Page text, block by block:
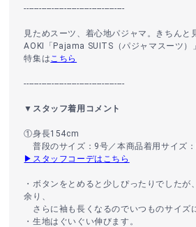
----------------------------------------
見ためスーツ、着心地パジャマ。きちんと
AOKI「Pajama SUITS（パジャマスーツ）
特集はこちら
----------------------------------------
▼スタッフ着用コメント
①身長154cm
普段のサイズ：9号／本商品着用サイズ：
▶スタッフコーデはこちら
・ボタンをとめると少しぴったりでしたが
余り、
さらに袖も長くなるのでいつものサイズ
・生地はぐいぐい伸びます。